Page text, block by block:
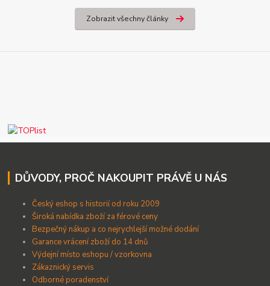
Zobrazit všechny články
DŮVODY, PROČ NAKOUPIT PRÁVĚ U NÁS
Český eshop s historií od roku 2009
Široká nabídka zboží za férové ceny
Bezpečný nákup a co nejrychlejší možné dodání
Garance vrácení zboží do 14 dnů
Výdejní místo eshopu / vzorkovna
Zákaznický servis
Odborné poradenství